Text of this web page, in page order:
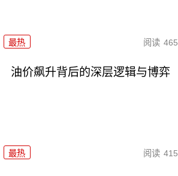
最热 阅读
油价飙升背后的深层逻辑与博弈
最热 阅读